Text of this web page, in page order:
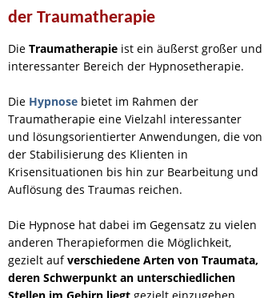
der Traumatherapie
Die Traumatherapie ist ein äußerst großer und
interessanter Bereich der Hypnosetherapie.
Die Hypnose bietet im Rahmen der
Traumatherapie eine Vielzahl interessanter
und lösungsorientierter Anwendungen, die von
der Stabilisierung des Klienten in
Krisensituationen bis hin zur Bearbeitung und
Auflösung des Traumas reichen.
Die Hypnose hat dabei im Gegensatz zu vielen
anderen Therapieformen die Möglichkeit,
gezielt aufverschiedene Arten von Traumata,
deren Schwerpunkt an unterschiedlichen